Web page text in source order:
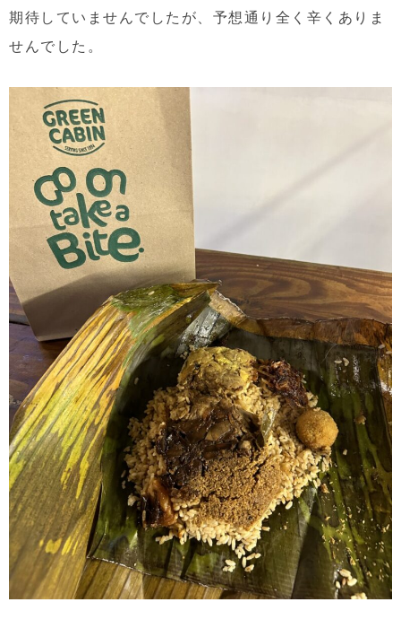
期待していませんでしたが、予想通り全く辛くありま
せんでした。